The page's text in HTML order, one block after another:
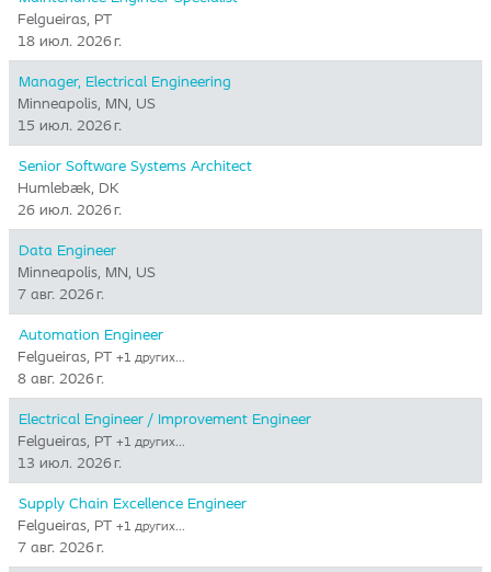
Felgueiras, PT
18 июл. 2026 г.
Manager, Electrical Engineering
Minneapolis, MN, US
15 июл. 2026 г.
Senior Software Systems Architect
Humlebæk, DK
26 июл. 2026 г.
Data Engineer
Minneapolis, MN, US
7 авг. 2026 г.
Automation Engineer
Felgueiras, PT +1 других…
8 авг. 2026 г.
Electrical Engineer / Improvement Engineer
Felgueiras, PT +1 других…
13 июл. 2026 г.
Supply Chain Excellence Engineer
Felgueiras, PT +1 других…
7 авг. 2026 г.